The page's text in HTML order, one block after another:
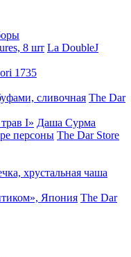
8 шт La DoubleJ
1735
сливочная The Dar
I» Даша Сурма
персоны The Dar Store
хрустальная чаша
Япония The Dar